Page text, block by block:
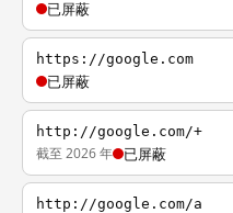
已屏蔽
https://google.com
已屏蔽
http://google.com/+
截至 2026 年 已屏蔽
http://google.com/a